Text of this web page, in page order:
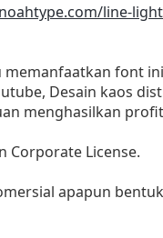
line-
memanfaatkan font
Desain kaos
menghasilkan
Corporate License.
apapun